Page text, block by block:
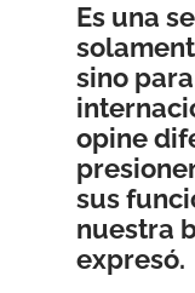
Es una
sino
opine
sus
nuestra
expresó.